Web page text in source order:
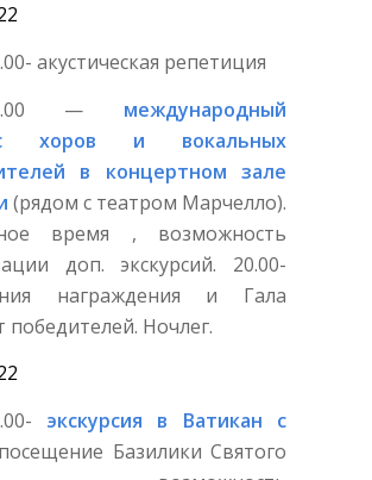
акустическая репетиция
19.00 — международный
хоров и вокальных
в концертном зале
(рядом с театром Марчелло).
время , возможность
доп. экскурсий. 20.00-
награждения и Гала
победителей. Ночлег.
экскурсия в Ватикан с
Базилики Святого